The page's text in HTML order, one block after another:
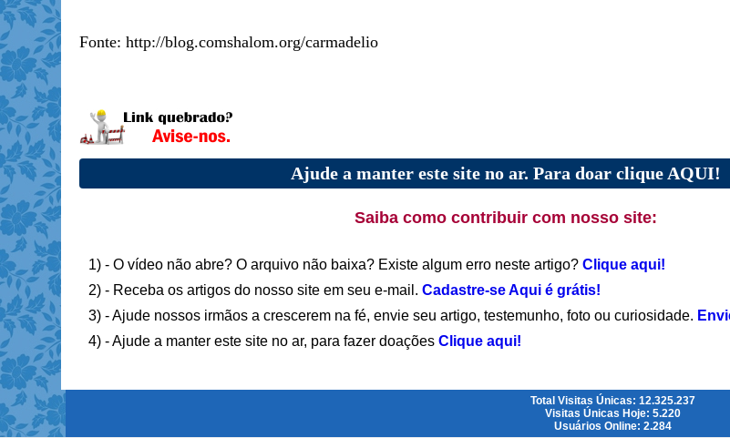
Fonte: http://blog.comshalom.org/carmadelio
Ajude a manter este site no ar. Para doar clique AQUI!
Saiba como contribuir com nosso site:
1) - O vídeo não abre? O arquivo não baixa? Existe algum erro neste artigo? Clique aqui!
2) - Receba os artigos do nosso site em seu e-mail. Cadastre-se Aqui é grátis!
3) - Ajude nossos irmãos a crescerem na fé, envie seu artigo, testemunho, foto ou curiosidade.
4) - Ajude a manter este site no ar, para fazer doações Clique aqui!
Total Visitas Únicas: 12.325.237
Visitas Únicas Hoje: 5.220
Usuários Online: 2.284